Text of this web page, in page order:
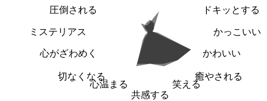
ドキッとする
かっこいい
かわいい
癒やされる
笑える
共感する
心温まる
切なくなる
心がざわめく
ミステリアス
圧倒される